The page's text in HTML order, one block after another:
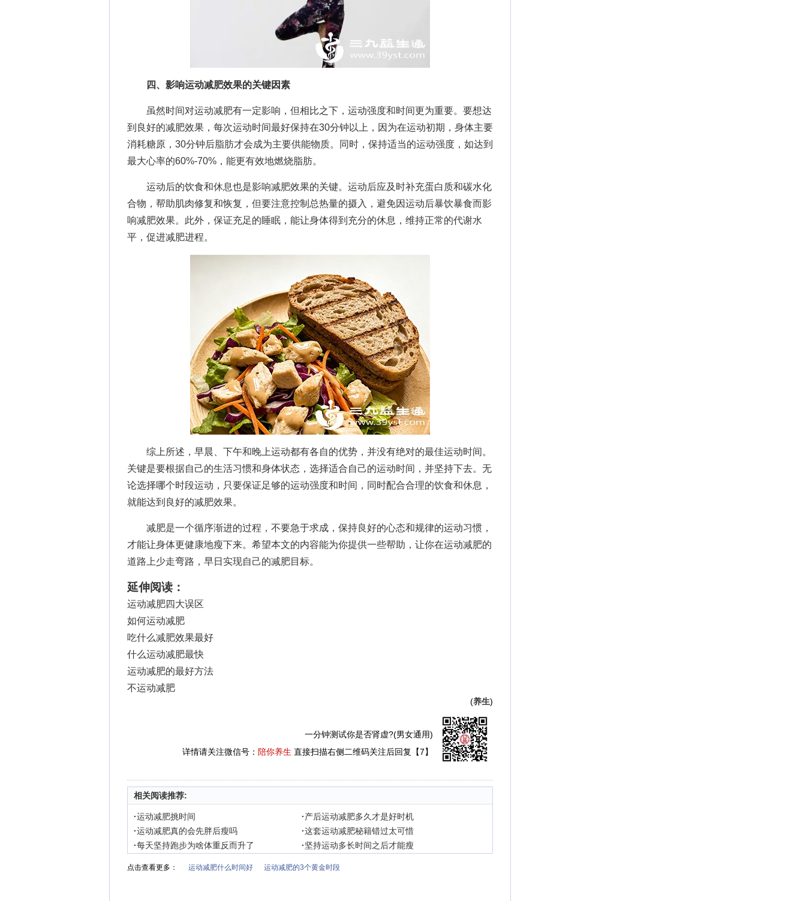
四、影响运动减肥效果的关键因素
虽然时间对运动减肥有一定影响，但相比之下，运动强度和时间更为重要。要想达
到良好的减肥效果，每次运动时间最好保持在30分钟以上，因为在运动初期，身体主要
消耗糖原，30分钟后脂肪才会成为主要供能物质。同时，保持适当的运动强度，如达到
最大心率的60%-70%，能更有效地燃烧脂肪。
运动后的饮食和休息也是影响减肥效果的关键。运动后应及时补充蛋白质和碳水化
合物，帮助肌肉修复和恢复，但要注意控制总热量的摄入，避免因运动后暴饮暴食而影
响减肥效果。此外，保证充足的睡眠，能让身体得到充分的休息，维持正常的代谢水
平，促进减肥进程。
综上所述，早晨、下午和晚上运动都有各自的优势，并没有绝对的最佳运动时间。
关键是要根据自己的生活习惯和身体状态，选择适合自己的运动时间，并坚持下去。无
论选择哪个时段运动，只要保证足够的运动强度和时间，同时配合合理的饮食和休息，
就能达到良好的减肥效果。
减肥是一个循序渐进的过程，不要急于求成，保持良好的心态和规律的运动习惯，
才能让身体更健康地瘦下来。希望本文的内容能为你提供一些帮助，让你在运动减肥的
道路上少走弯路，早日实现自己的减肥目标。
延伸阅读：
运动减肥四大误区
如何运动减肥
吃什么减肥效果最好
什么运动减肥最快
运动减肥的最好方法
不运动减肥
(养生)
一分钟测试你是否肾虚?(男女通用)
详情请关注微信号： 陪你养生 直接扫描右侧二维码关注后回复【7】
相关阅读推荐:
·运动减肥挑时间 ·产后运动减肥多久才是好时机
·运动减肥真的会先胖后瘦吗 ·这套运动减肥秘籍错过太可惜
·每天坚持跑步为啥体重反而升了 ·坚持运动多长时间之后才能瘦
点击查看更多： 运动减肥什么时间好 运动减肥的3个黄金时段